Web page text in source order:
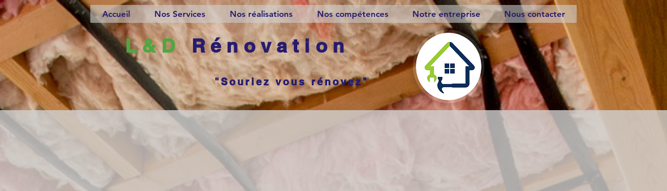
Accueil Nos Services Nos réalisations Nos compétences Notre entreprise Nous contacter
L&DRénovation
"Souriez vous rénovez"